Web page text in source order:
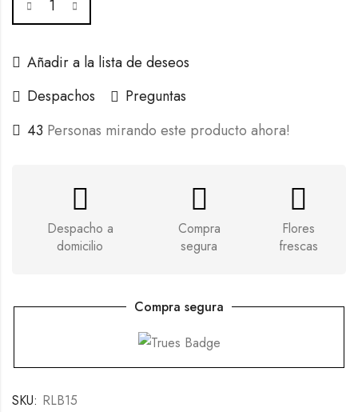
Añadir a la lista de deseos
Despachos
Preguntas
43 Personas mirando este producto ahora!
Despacho a
domicilio
Compra
segura
Flores
frescas
Compra segura
SKU: RLB15